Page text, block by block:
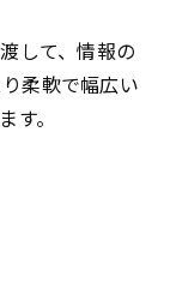
して、情報の
柔軟で幅広い
す。